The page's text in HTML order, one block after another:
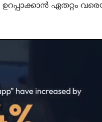
ഏതറ്റം